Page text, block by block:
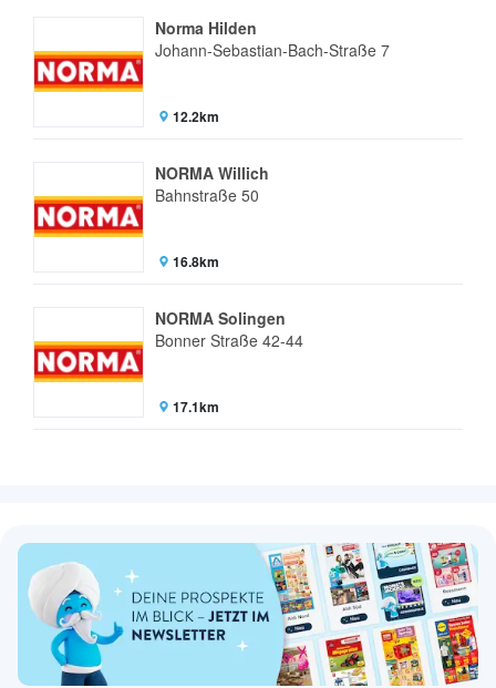
Norma Hilden
Johann-Sebastian-Bach-Straße 7
12.2km
NORMA Willich
Bahnstraße 50
16.8km
NORMA Solingen
Bonner Straße 42-44
17.1km